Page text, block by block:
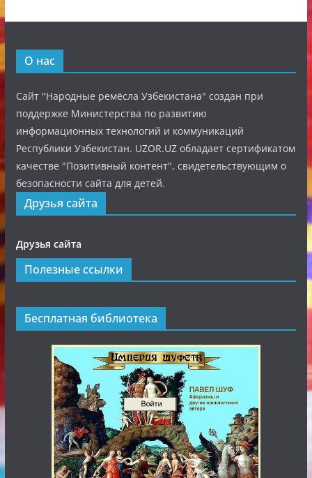
О нас
Сайт "Народные ремёсла Узбекистана" создан при
поддержке Министерства по развитию
информационных технологий и коммуникаций
Республики Узбекистан. UZOR.UZ обладает сертификатом
качестве "Позитивный контент", свидетельствующим о
безопасности сайта для детей.
Друзья сайта
Друзья сайта
Полезные ссылки
Бесплатная библиотека